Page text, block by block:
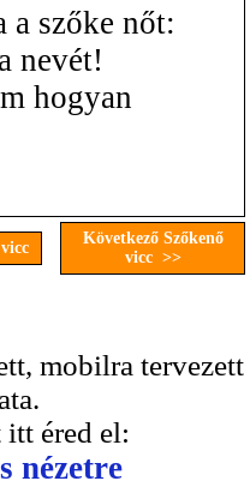
a szőke nőt:
nevét!
hogyan
Következő Szőkenő
vicc >>
mobilra tervezett
éred el:
nézetre